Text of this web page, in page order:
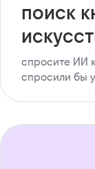
поиск
спросите ИИ
спросили бы